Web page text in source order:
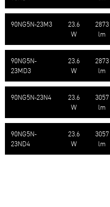
90NG5N-​23M3
23.6
W
2873
lm
90NG5N-​
23MD3
23.6
W
2873
lm
90NG5N-​23N4
23.6
W
3057
lm
90NG5N-​
23ND4
23.6
W
3057
lm